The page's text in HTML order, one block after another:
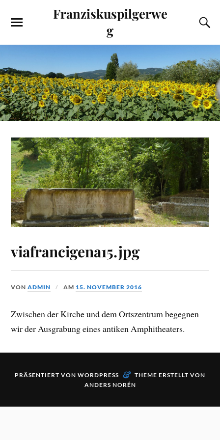
Franziskuspilgerwe
g
viafrancigena15.jpg
VONADMIN AM 15. NOVEMBER 2016
Zwischen der Kirche und dem Ortszentrum begegnen
wir der Ausgrabung eines antiken Amphitheaters.
PRÄSENTIERT VON WORDPRESS & THEME ERSTELLT VON
ANDERS NORÉN